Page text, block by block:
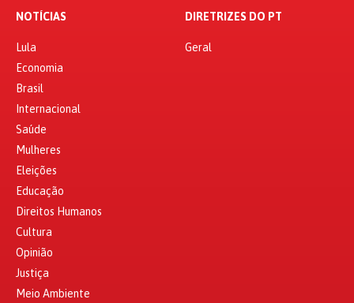
NOTÍCIAS
Lula
Economia
Brasil
Internacional
Saúde
Mulheres
Eleições
Educação
Direitos Humanos
Cultura
Opinião
Justiça
Meio Ambiente
DIRETRIZES DO PT
Geral